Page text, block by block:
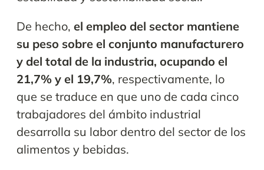
De hecho, el empleo del sector mantiene
su peso sobre el conjunto manufacturero
y del total de la industria, ocupando el
21,7% y el 19,7%, respectivamente, lo
que se traduce en que uno de cada cinco
trabajadores del ámbito industrial
desarrolla su labor dentro del sector de los
alimentos y bebidas.